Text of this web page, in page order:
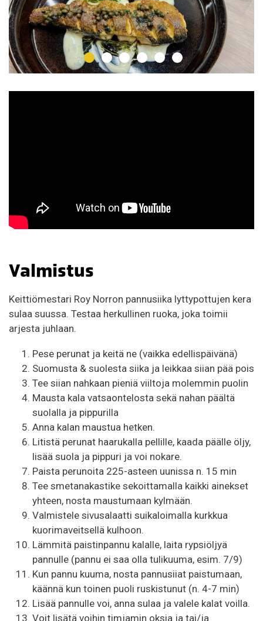
Valmistus
Keittiömestari Roy Norron pannusiika lyttypottujen kera
sulaa suussa. Testaa herkullinen ruoka, joka toimii
arjesta juhlaan.
Pese perunat ja keitä ne (vaikka edellispäivänä)
Suomusta & suolesta siika ja leikkaa siian pää pois
Tee siian nahkaan pieniä viiltoja molemmin puolin
Mausta kala vatsaontelosta sekä nahan päältä
suolalla ja pippurilla
Anna kalan maustua hetken.
Litistä perunat haarukalla pellille, kaada päälle öljy,
lisää suola ja pippuri ja voi nokare.
Paista perunoita 225-asteen uunissa n. 15 min
Tee smetanakastike sekoittamalla kaikki ainekset
yhteen, nosta maustumaan kylmään.
Valmistele sivusalaatti suikaloimalla kurkkua
kuorimaveitsellä kulhoon.
Lämmitä paistinpannu kalalle, laita rypsiöljyä
pannulle (pannu ei saa olla tulikuuma, esim. 7/9)
Kun pannu kuuma, nosta pannusiiat paistumaan,
käännä kun toinen puoli ruskistunut (n. 4-7 min)
Lisää pannulle voi, anna sulaa ja valele kalat voilla.
Voit lisätä voihin timjamin oksia ja tai/ja